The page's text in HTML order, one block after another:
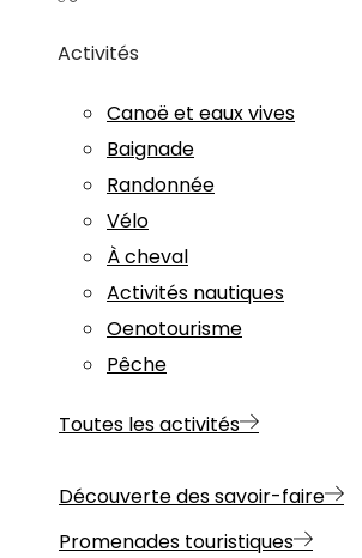
Activités
Canoë et eaux vives
Baignade
Randonnée
Vélo
À cheval
Activités nautiques
Oenotourisme
Pêche
Toutes les activités
Découverte des savoir-faire
Promenades touristiques